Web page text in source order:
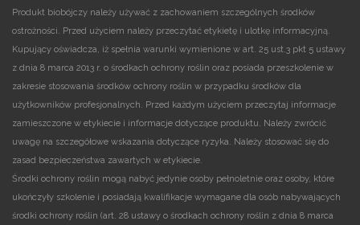
Produkt biobójczy należy używać z zachowaniem szczególnych środków
ostrożności. Przed użyciem należy przeczytać etykietę i ulotkę informacyjną.
Kupujący oświadcza, iż spełnia warunki wymienione w art. 25 ust.3 pkt 5 ustawy
z dnia 8 marca 2013 r. o środkach ochrony roślin oraz posiada przeszkolenie w
zakresie stosowania środków ochrony roślin w przypadku środków dla
użytkowników profesjonalnych. Przed każdym użyciem przeczytaj informacje
zamieszczone w etykiecie i informacje dotyczące produktu. Należy zwrócić
uwagę na szczegółowe wskazania dotyczące ryzyka. Należy stosować się do
zasad bezpieczeństwa zawartych w etykiecie.
Środki ochrony roślin mogą nabyć jedynie osoby pełnoletnie oraz osoby, które
ukończyły szkolenie i posiadają kwalifikacje wymagane dla osób nabywających
środki ochrony roślin (art. 28 ustawy o środkach ochrony roślin z dnia 8 marca